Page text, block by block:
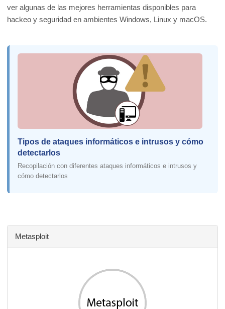
ver algunas de las mejores herramientas disponibles para
hackeo y seguridad en ambientes Windows, Linux y macOS.
Tipos de ataques informáticos e intrusos y cómo
detectarlos
Recopilación con diferentes ataques informáticos e intrusos y
cómo detectarlos
Metasploit